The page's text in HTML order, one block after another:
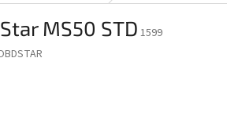
MS50 STD 1599